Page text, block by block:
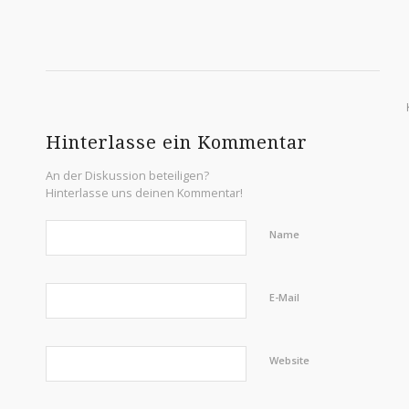
Hinterlasse ein Kommentar
An der Diskussion beteiligen?
Hinterlasse uns deinen Kommentar!
Name
E-Mail
Website